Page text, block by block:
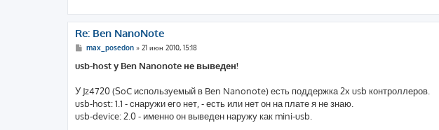
Re: Ben NanoNote
С
о
б
е
н
и
е
max_posedon» 21 июн 2010, 15:18
usb-host у Ben Nanonote не выведен!
У Jz4720 (SoC используемый в Ben Nanonote) есть поддержка 2х usb контроллеров.
usb-host: 1.1 - снаружи его нет, - есть или нет он на плате я не знаю.
usb-device: 2.0 - именно он выведен наружу как mini-usb.